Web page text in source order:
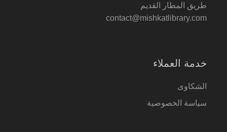
طريق المطار القديم
contact@mishkatlibrary.com
خدمة العملاء
الشكاوى
سياسة الخصوصية